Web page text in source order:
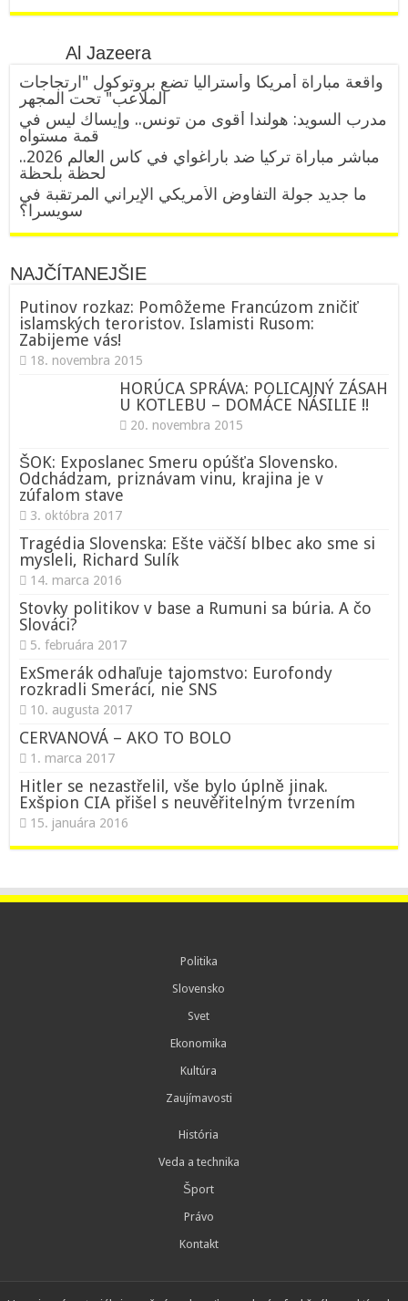
Al Jazeera
واقعة مباراة أمريكا وأستراليا تضع بروتوكول "ارتجاجات
الملاعب" تحت المجهر
مدرب السويد: هولندا أقوى من تونس.. وإيساك ليس في
قمة مستواه
مباشر مباراة تركيا ضد باراغواي في كأس العالم 2026..
لحظة بلحظة
ما جديد جولة التفاوض الأمريكي الإيراني المرتقبة في
سويسرا؟
NAJČÍTANEJŠIE
Putinov rozkaz: Pomôžeme Francúzom zničiť
islamských teroristov. Islamisti Rusom:
Zabijeme vás!
18. novembra 2015
HORÚCA SPRÁVA: POLICAJNÝ ZÁSAH
U KOTLEBU – DOMÁCE NÁSILIE !!
20. novembra 2015
ŠOK: Exposlanec Smeru opúšťa Slovensko.
Odchádzam, priznávam vinu, krajina je v
zúfalom stave
3. októbra 2017
Tragédia Slovenska: Ešte väčší blbec ako sme si
mysleli, Richard Sulík
14. marca 2016
Stovky politikov v base a Rumuni sa búria. A čo
Slováci?
5. februára 2017
ExSmerák odhaľuje tajomstvo: Eurofondy
rozkradli Smeráci, nie SNS
10. augusta 2017
CERVANOVÁ – AKO TO BOLO
1. marca 2017
Hitler se nezastřelil, vše bylo úplně jinak.
Exšpion CIA přišel s neuvěřitelným tvrzením
15. januára 2016
Politika
Slovensko
Svet
Ekonomika
Kultúra
Zaujímavosti
História
Veda a technika
Šport
Právo
Kontakt